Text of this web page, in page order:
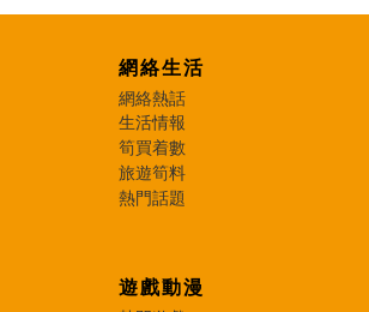
網絡生活
網絡熱話
生活情報
筍買着數
旅遊筍料
熱門話題
遊戲動漫